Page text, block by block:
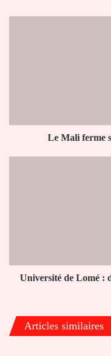
Le Mali ferme
enseignants
Université de Lomé :
Articles similaires